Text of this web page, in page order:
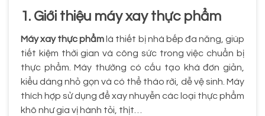
1. Giới thiệu máy xay thực phẩm
Máy xay thực phẩm là thiết bị nhà bếp đa năng, giúp
tiết kiệm thời gian và công sức trong việc chuẩn bị
thực phẩm. Máy thường có cấu tạo khá đơn giản,
kiểu dáng nhỏ gọn và có thể tháo rời, dễ vệ sinh. Máy
thích hợp sử dụng để xay nhuyễn các loại thực phẩm
khô như gia vị hành tỏi, thịt…